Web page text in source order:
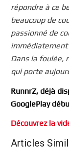
répondre à ce
beaucoup de
passionné de
immédiatement
Dans la foulée,
qui porte
RunnrZ, déjà
GooglePlay
Découvrez la
Articles